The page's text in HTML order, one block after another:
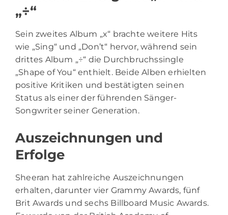
„÷“
Sein zweites Album „x“ brachte weitere Hits
wie „Sing“ und „Don’t“ hervor, während sein
drittes Album „÷“ die Durchbruchssingle
„Shape of You“ enthielt. Beide Alben erhielten
positive Kritiken und bestätigten seinen
Status als einer der führenden Sänger-
Songwriter seiner Generation.
Auszeichnungen und
Erfolge
Sheeran hat zahlreiche Auszeichnungen
erhalten, darunter vier Grammy Awards, fünf
Brit Awards und sechs Billboard Music Awards.